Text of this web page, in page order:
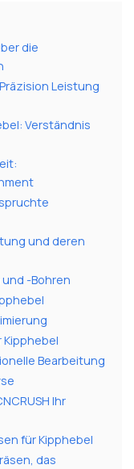
die
Leistung
Verständnis
und deren
-Bohren
Kipphebel
Bearbeitung
Ihr
für Kipphebel
das